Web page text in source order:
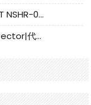
JSTコネクタ-正品および代替品としてJST NSHR-02V-Sコネクタを提供します
JSTコンector-正品JST GHR-09V-Sコンector|代替品提供